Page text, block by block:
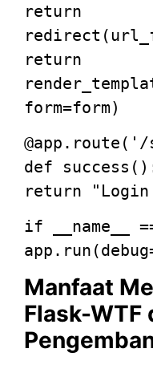
return
return
form=form)
@app.route( '/
def
success
return
if __name__
Manfaat
Flask-WTF